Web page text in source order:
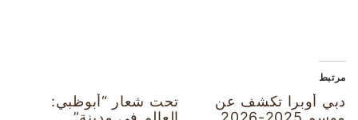
مرتبط
دبي أوبرا تكشف عن
تحت شعار “أبوظبي: